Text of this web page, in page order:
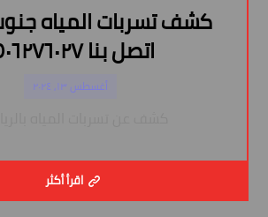
كشف تسربات المياه
اتصل بنا ٠٥٠٦٢٧٦٠٢٧
أغسطس ١٣, ٢٠٢٤
اقرأ أكثر